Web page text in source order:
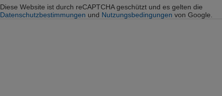
Diese Website ist durch reCAPTCHA geschützt und es gelten die
Datenschutzbestimmungen und Nutzungsbedingungen von Google.